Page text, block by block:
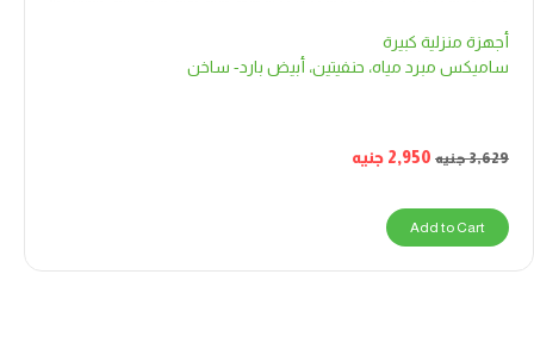
أجهزة منزلية كبيرة
ساميكس مبرد مياه، حنفيتين، أبيض بارد- ساخن
3,629جنيه 2,950 جنيه
Add to Cart